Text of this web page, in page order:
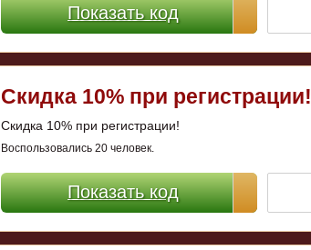
Показать код
Скидка 10% при регистрации!
Скидка 10% при регистрации!
Воспользовались 20 человек.
Показать код